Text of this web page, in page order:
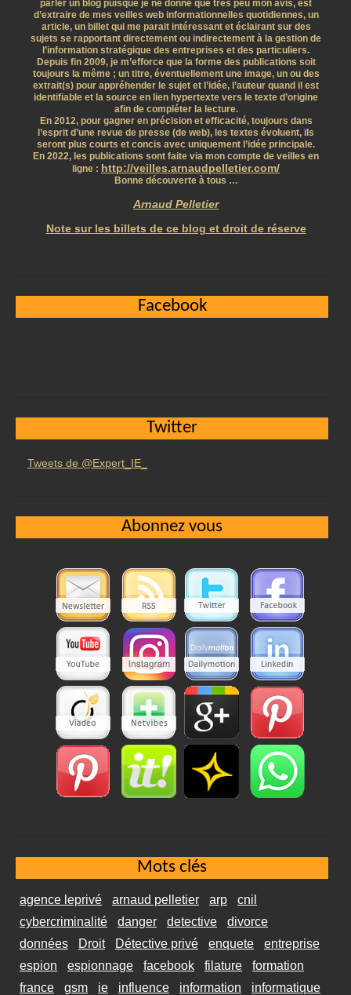
parler un blog puisque je ne donne que très peu mon avis, est
d’extraire de mes veilles web informationnelles quotidiennes, un
article, un billet qui me parait intéressant et éclairant sur des
sujets se rapportant directement ou indirectement à la gestion de
l’information stratégique des entreprises et des particuliers.
Depuis fin 2009, je m’efforce que la forme des publications soit
toujours la même ; un titre, éventuellement une image, un ou des
extrait(s) pour appréhender le sujet et l’idée, l’auteur quand il est
identifiable et la source en lien hypertexte vers le texte d’origine
afin de compléter la lecture.
En 2012, pour gagner en précision et efficacité, toujours dans
l’esprit d’une revue de presse (de web), les textes évoluent, ils
seront plus courts et concis avec uniquement l’idée principale.
En 2022, les publications sont faite via mon compte de veilles en
ligne : http://veilles.arnaudpelletier.com/
Bonne découverte à tous …
Arnaud Pelletier
Note sur les billets de ce blog et droit de réserve
Facebook
Twitter
Tweets de @Expert_IE_
Abonnez vous
Mots clés
agence leprivé arnaud pelletier arp
cnil
cybercriminalité
danger detective
divorce
données
Droit Détective privé enquete
entreprise
espion
espionnage facebook filature
formation
france
gsm ie influence information informatique